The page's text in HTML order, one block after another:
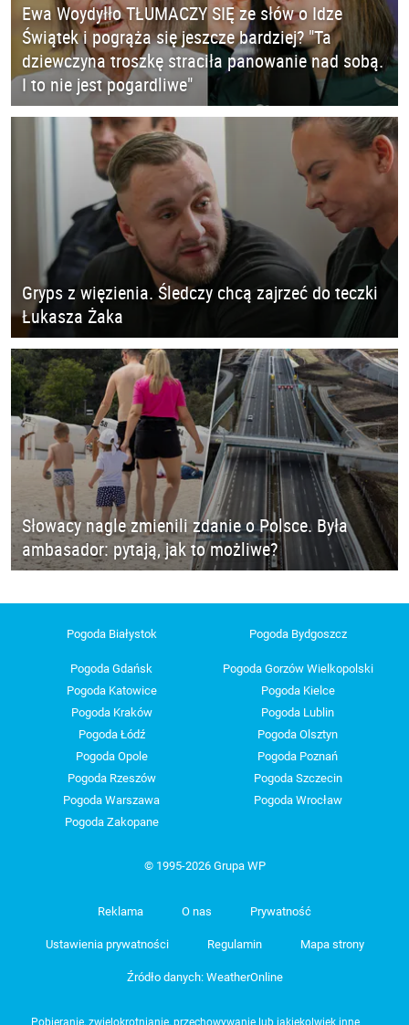
Ewa Woydyłło TŁUMACZY SIĘ ze słów o Idze
Świątek i pogrąża się jeszcze bardziej? "Ta
dziewczyna troszkę straciła panowanie nad sobą.
I to nie jest pogardliwe"
Gryps z więzienia. Śledczy chcą zajrzeć do teczki
Łukasza Żaka
Słowacy nagle zmienili zdanie o Polsce. Była
ambasador: pytają, jak to możliwe?
Pogoda Białystok Pogoda Bydgoszcz
Pogoda Gdańsk
Pogoda Gorzów Wielkopolski
Pogoda Katowice
Pogoda Kielce
Pogoda Kraków
Pogoda Lublin
Pogoda Łódź
Pogoda Olsztyn
Pogoda Opole
Pogoda Poznań
Pogoda Rzeszów
Pogoda Szczecin
Pogoda Warszawa
Pogoda Wrocław
Pogoda Zakopane
© 1995-2026 Grupa WP
Reklama O nas Prywatność
Ustawienia prywatności Regulamin Mapa strony
Źródło danych: WeatherOnline
Pobieranie, zwielokrotnianie, przechowywanie lub jakiekolwiek inne